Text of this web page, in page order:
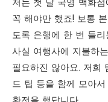
저는 첫 날 국영 백화
꼭 해야만 했죠! 보통
도록 은행에 한 번 들
사실 여행사에 지불하
필요하진 않아요. 저희
드 팁 등을 함께 모아